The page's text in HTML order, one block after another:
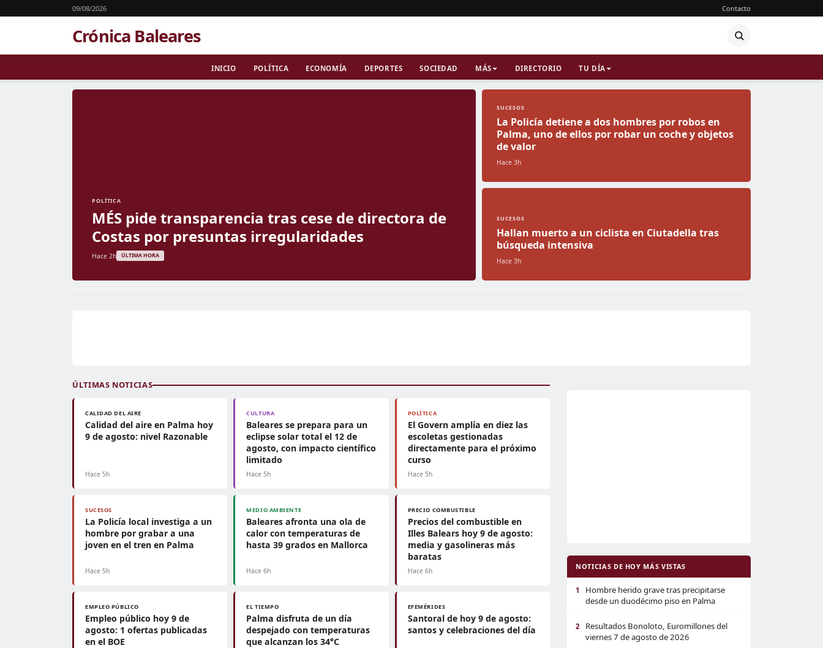
09/08/2026 Contacto
Crónica Baleares
INICIO POLÍTICA ECONOMÍA DEPORTES SOCIEDAD MÁS DIRECTORIO TU DÍA
POLÍTICA
MÉS pide transparencia tras cese de directora de
Costas por presuntas irregularidades
Hace 2h ÚLTIMA HORA
SUCESOS
La Policía detiene a dos hombres por robos en
Palma, uno de ellos por robar un coche y objetos
de valor
Hace 3h
SUCESOS
Hallan muerto a un ciclista en Ciutadella tras
búsqueda intensiva
Hace 3h
ÚLTIMAS NOTICIAS
CALIDAD DEL AIRE
Calidad del aire en Palma hoy
9 de agosto: nivel Razonable
Hace 5h
CULTURA
Baleares se prepara para un
eclipse solar total el 12 de
agosto, con impacto científico
limitado
Hace 5h
POLÍTICA
El Govern amplía en diez las
escoletas gestionadas
directamente para el próximo
curso
Hace 5h
SUCESOS
La Policía local investiga a un
hombre por grabar a una
joven en el tren en Palma
Hace 5h
MEDIO AMBIENTE
Baleares afronta una ola de
calor con temperaturas de
hasta 39 grados en Mallorca
Hace 6h
PRECIO COMBUSTIBLE
Precios del combustible en
Illes Balears hoy 9 de agosto:
media y gasolineras más
baratas
Hace 6h
EMPLEO PÚBLICO
Empleo público hoy 9 de
agosto: 1 ofertas publicadas
en el BOE
EL TIEMPO
Palma disfruta de un día
despejado con temperaturas
que alcanzan los 34°C
EFEMÉRIDES
Santoral de hoy 9 de agosto:
santos y celebraciones del día
NOTICIAS DE HOY MÁS VISTAS
1
Hombre herido grave tras precipitarse
desde un duodécimo piso en Palma
2
Resultados Bonoloto, Euromillones del
viernes 7 de agosto de 2026